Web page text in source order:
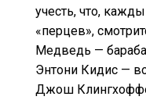
учесть, что,
«перцев»,
Медведь —
Энтони Кидис —
Джош